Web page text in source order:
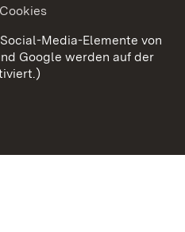
Barrierefreiheit
CookiesMedia-Elemente von
Google werden auf der